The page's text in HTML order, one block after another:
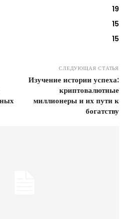
19
15
15
СЛЕДУЮЩАЯ СТАТЬЯ
Изучение истории успеха:
криптовалютные
миллионеры и их пути к
богатству